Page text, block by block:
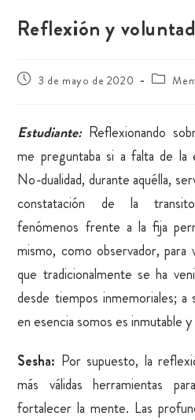
Reflexión y voluntad
3 de mayo de 2020
Estudiante: Reflexionando
me preguntaba si a falta de la
No-dualidad, durante aquélla,
constatación de la
fenómenos frente a la fija
mismo, como observador, para
que tradicionalmente se ha
desde tiempos inmemoriales; a
en esencia somos es inmutable
Sesha: Por supuesto, la
más válidas herramientas
fortalecer la mente. Las